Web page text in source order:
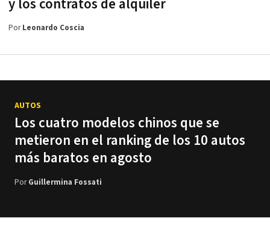
y los contratos de alquiler
PorLeonardo Coscia
Los cuatro modelos chinos que se
metieron en el ranking de los 10 autos
más baratos en agosto
AUTOS
PorGuillermina Fossati